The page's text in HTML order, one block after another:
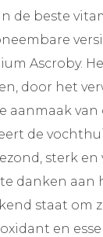
de beste
Ascroby.
door het
aanmaak
de
sterk
danken aan
staat om
en